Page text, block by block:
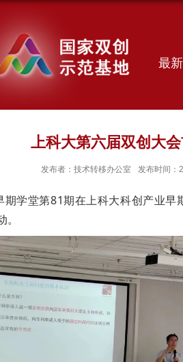
最
上科大第六届双创大
发布者：技术转移办公室 发布时间：
学堂第81期在上科大科创产业